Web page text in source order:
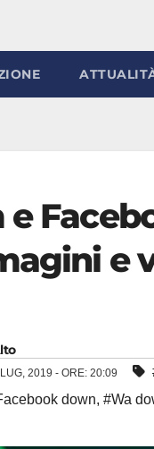
e
e
2019 - ORE: 20:09
down, #Wa